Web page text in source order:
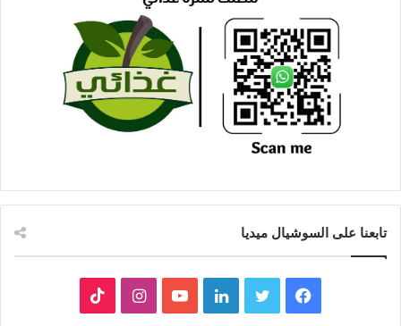
تابعنا على السوشيال ميديا
فيسبوك تويتر لينكدإنيوتيوبانستقرام